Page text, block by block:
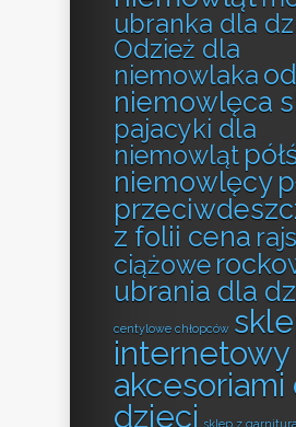
ubranka dla
Odzież dla
niemowlaka
niemowlęca
pajacyki dla
niemowląt
niemowlęcy
z folii cena
ciążowe
ubrania dla
centylowe chłopców
internetowy
akcesoriami
dzieci sklep z